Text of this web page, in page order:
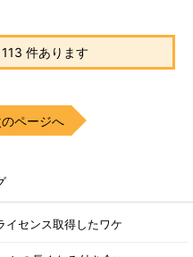
件あります
のページへ
イセンス取得したワケ